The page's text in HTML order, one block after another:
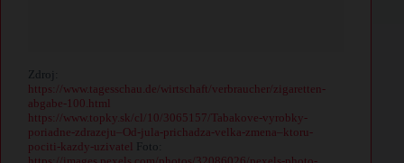
Zdroj:
https://www.tagesschau.de/wirtschaft/verbraucher/zigaretten-
abgabe-100.html
https://www.topky.sk/cl/10/3065157/Tabakove-vyrobky-
poriadne-zdrazeju–Od-jula-prichadza-velka-zmena–ktoru-
pociti-kazdy-uzivatel Foto: